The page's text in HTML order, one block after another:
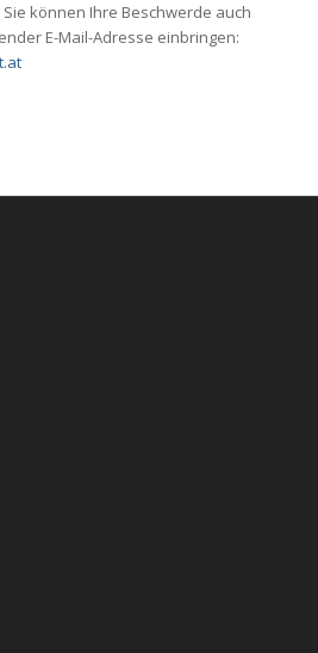
Sie können Ihre Beschwerde auch
E-Mail-Adresse einbringen: